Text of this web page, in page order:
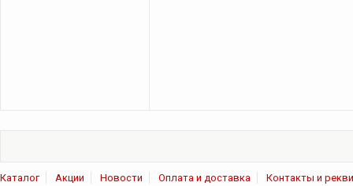
Каталог Акции Новости Оплата и доставка Контакты и